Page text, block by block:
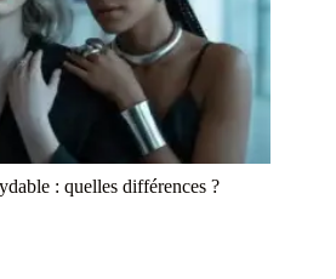
: quelles différences ?